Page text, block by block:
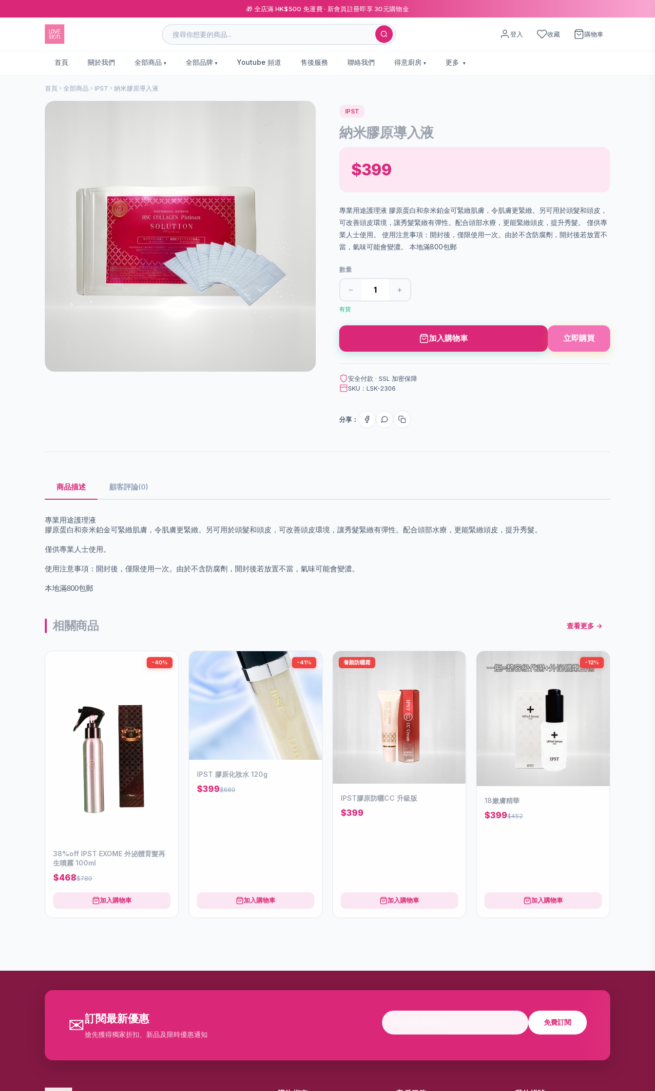
🎁 全店滿 HK$500 免運費 · 新會員註冊即享 30元購物金
登入 收藏 購物車
首頁 關於我們 全部商品 全部品牌 Youtube 頻道 售後服務 聯絡我們 得意廚房 更多
首頁 全部商品 IPST 納米膠原導入液
IPST
納米膠原導入液
$399
專業用途護理液 膠原蛋白和奈米鉑金可緊緻肌膚，令肌膚更緊緻。另可用於頭髮和頭皮，
可改善頭皮環境，讓秀髮緊緻有彈性。配合頭部水療，更能緊緻頭皮，提升秀髮。 僅供專
業人士使用。 使用注意事項：開封後，僅限使用一次。由於不含防腐劑，開封後若放置不
當，氣味可能會變濃。 本地滿800包郵
數量
− +
有貨
加入購物車 立即購買
安全付款 · SSL 加密保障
SKU：LSK-2306
分享：
商品描述 顧客評論(0)
專業用途護理液
膠原蛋白和奈米鉑金可緊緻肌膚，令肌膚更緊緻。另可用於頭髮和頭皮，可改善頭皮環境，讓秀髮緊緻有彈性。配合頭部水療，更能緊緻頭皮，提升秀髮。
僅供專業人士使用。
使用注意事項：開封後，僅限使用一次。由於不含防腐劑，開封後若放置不當，氣味可能會變濃。
本地滿800包郵
相關商品 查看更多 →
-40%
38%off IPST EXOME 外泌體育髮再
生噴霧 100ml
$468$780
加入購物車
-41%
IPST 膠原化妝水 120g
$399$680
加入購物車
養顏防曬霜
IPST膠原防曬CC 升級版
$399
加入購物車
-12%
18嫩膚精華
$399$452
加入購物車
✉訂閱最新優惠
搶先獲得獨家折扣、新品及限時優惠通知
免費訂閱